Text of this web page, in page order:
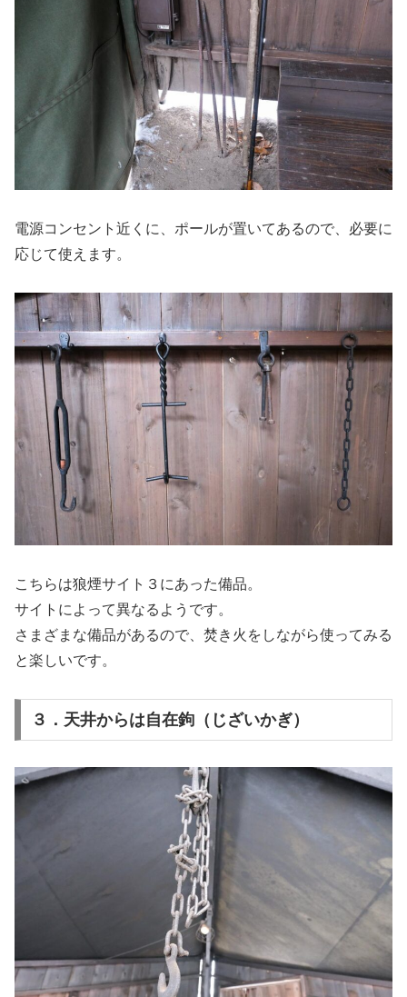
電源コンセント近くに、ポールが置いてあるので、必要に
応じて使えます。
こちらは狼煙サイト３にあった備品。
サイトによって異なるようです。
さまざまな備品があるので、焚き火をしながら使ってみる
と楽しいです。
３．天井からは自在鉤（じざいかぎ）